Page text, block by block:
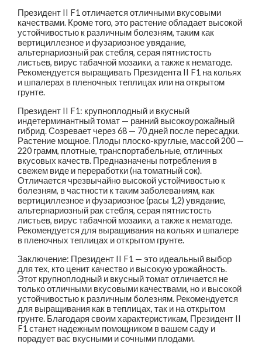
Президент II F1 отличается отличными вкусовыми
качествами. Кроме того, это растение обладает высокой
устойчивостью к различным болезням, таким как
вертициллезное и фузариозное увядание,
альтернариозный рак стебля, серая пятнистость
листьев, вирус табачной мозаики, а также к нематоде.
Рекомендуется выращивать Президента II F1 на кольях
и шпалерах в пленочных теплицах или на открытом
грунте.
Президент II F1: крупноплодный и вкусный
индетерминантный томат — ранний высокоурожайный
гибрид. Созревает через 68 — 70 дней после пересадки.
Растение мощное. Плоды плоско-круглые, массой 200 —
220 грамм, плотные, транспортабельные, отличных
вкусовых качеств. Предназначены потребления в
свежем виде и переработки (на томатный сок).
Отличается чрезвычайно высокой устойчивостью к
болезням, в частности к таким заболеваниям, как
вертициллезное и фузариозное (расы 1,2) увядание,
альтернариозный рак стебля, серая пятнистость
листьев, вирус табачной мозаики, а также к нематоде.
Рекомендуется для выращивания на кольях и шпалере
в пленочных теплицах и открытом грунте.
Заключение: Президент II F1 — это идеальный выбор
для тех, кто ценит качество и высокую урожайность.
Этот крупноплодный и вкусный томат отличается не
только отличными вкусовыми качествами, но и высокой
устойчивостью к различным болезням. Рекомендуется
для выращивания как в теплицах, так и на открытом
грунте. Благодаря своим характеристикам, Президент II
F1 станет надежным помощником в вашем саду и
порадует вас вкусными и сочными плодами.